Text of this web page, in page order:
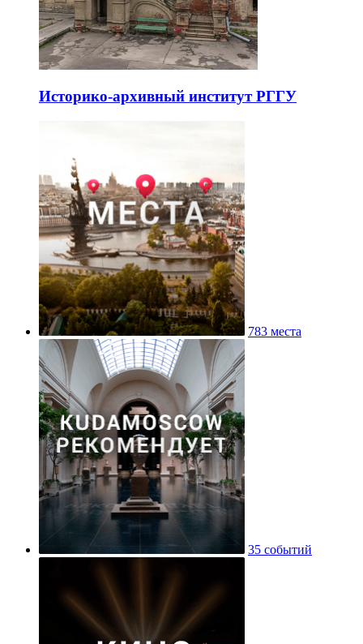
Историко-архивный институт РГГУ
783 места
35 событий